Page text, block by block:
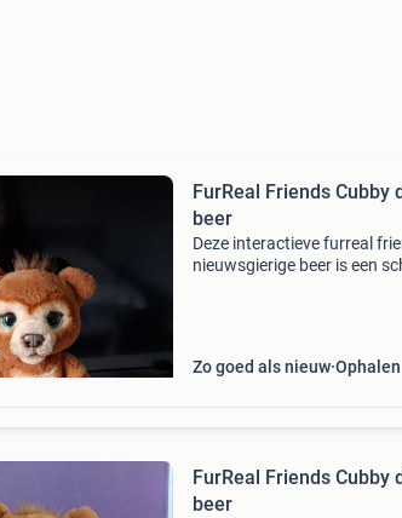
FurReal Friends Cubby
beer
Deze interactieve furreal
nieuwsgierige beer is een
Zo goed als nieuw Ophalen
FurReal Friends Cubby
beer